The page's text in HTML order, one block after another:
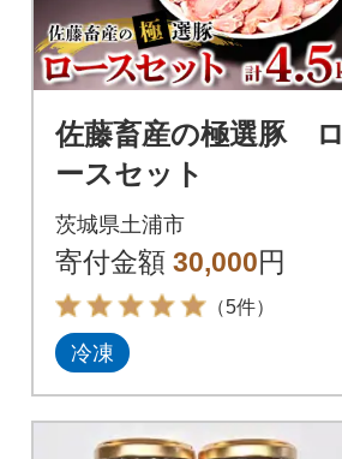
佐藤畜産の極選豚 ロ
ースセット
茨城県土浦市
寄付金額 30,000円
（5件）
冷凍